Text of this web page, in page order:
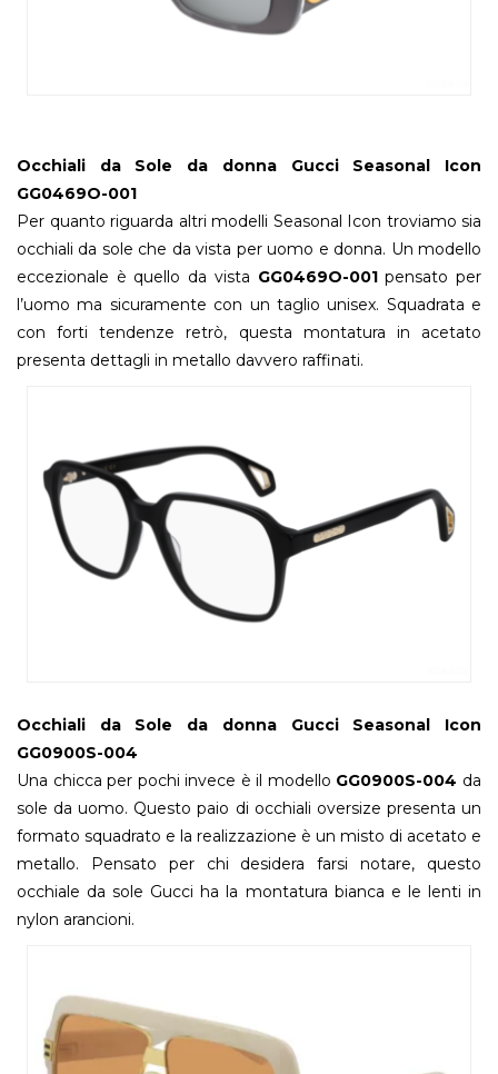
Occhiali da Sole da donna Gucci Seasonal Icon
GG0469O-001
Per quanto riguarda altri modelli Seasonal Icon troviamo sia
occhiali da sole che da vista per uomo e donna. Un modello
eccezionale è quello da vista GG0469O-001pensato per
l’uomo ma sicuramente con un taglio unisex. Squadrata e
con forti tendenze retrò, questa montatura in acetato
presenta dettagli in metallo davvero raffinati.
Occhiali da Sole da donna Gucci Seasonal Icon
GG0900S-004
Una chicca per pochi invece è il modello GG0900S-004 da
sole da uomo. Questo paio di occhiali oversize presenta un
formato squadrato e la realizzazione è un misto di acetato e
metallo. Pensato per chi desidera farsi notare, questo
occhiale da sole Gucci ha la montatura bianca e le lenti in
nylon arancioni.